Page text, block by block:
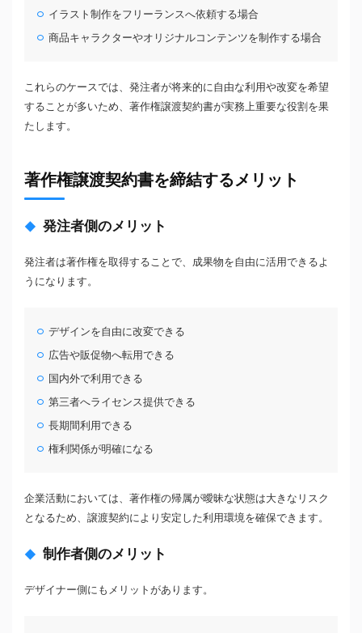
イラスト制作をフリーランスへ依頼する場合
商品キャラクターやオリジナルコンテンツを制作する場合
これらのケースでは、発注者が将来的に自由な利用や改変を希望
することが多いため、著作権譲渡契約書が実務上重要な役割を果
たします。
著作権譲渡契約書を締結するメリット
発注者側のメリット
発注者は著作権を取得することで、成果物を自由に活用できるよ
うになります。
デザインを自由に改変できる
広告や販促物へ転用できる
国内外で利用できる
第三者へライセンス提供できる
長期間利用できる
権利関係が明確になる
企業活動においては、著作権の帰属が曖昧な状態は大きなリスク
となるため、譲渡契約により安定した利用環境を確保できます。
制作者側のメリット
デザイナー側にもメリットがあります。